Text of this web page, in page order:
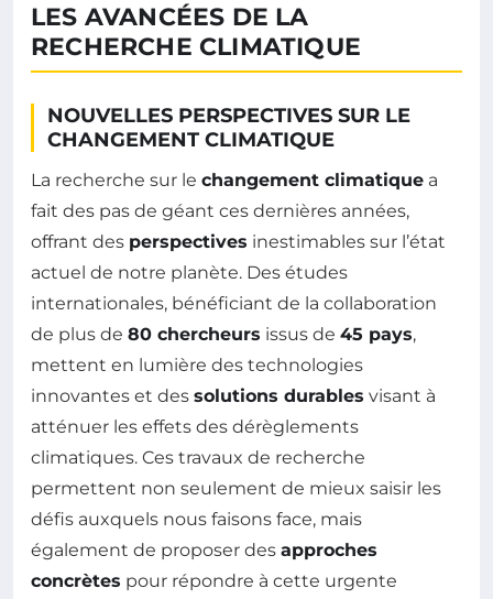
LES AVANCÉES DE LA
RECHERCHE CLIMATIQUE
NOUVELLES PERSPECTIVES SUR LE
CHANGEMENT CLIMATIQUE
La recherche sur le changement climatique a
fait des pas de géant ces dernières années,
offrant des perspectives inestimables sur l’état
actuel de notre planète. Des études
internationales, bénéficiant de la collaboration
de plus de 80 chercheurs issus de 45 pays,
mettent en lumière des technologies
innovantes et des solutions durables visant à
atténuer les effets des dérèglements
climatiques. Ces travaux de recherche
permettent non seulement de mieux saisir les
défis auxquels nous faisons face, mais
également de proposer des approches
concrètes pour répondre à cette urgente